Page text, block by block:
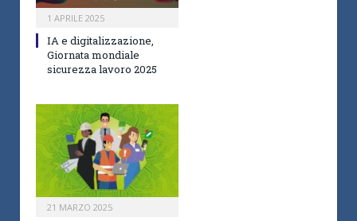
1 APRILE 2025
IA e digitalizzazione,
Giornata mondiale
sicurezza lavoro 2025
21 MARZO 2025